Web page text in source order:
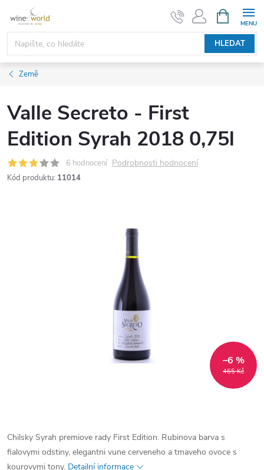
obsah
HLEDAT
NÁKUPNÍ
KOŠÍK
Země
Valle Secreto - First
Edition Syrah 2018 0,75l
6 hodnocení Podrobnosti hodnocení
Kód produktu: 11014
465 Kč
–6 %
Chilsky Syrah premiove rady First Edition. Rubinova barva s
fialovymi odstiny, elegantni vune cerveneho a tmaveho ovoce s
kourovymi tony. Detailní informace